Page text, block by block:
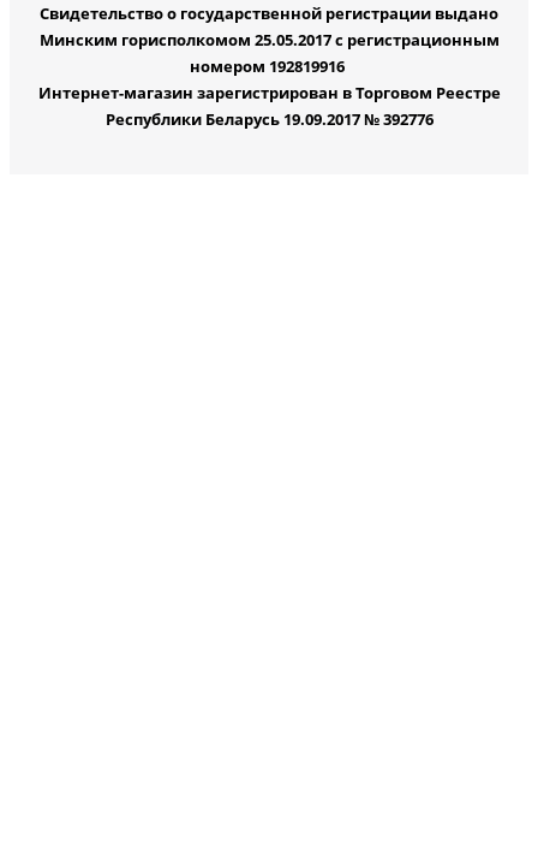
Свидетельство о государственной регистрации выдано
Минским горисполкомом 25.05.2017 с регистрационным
номером 192819916
Интернет-магазин зарегистрирован в Торговом Реестре
Республики Беларусь 19.09.2017 № 392776